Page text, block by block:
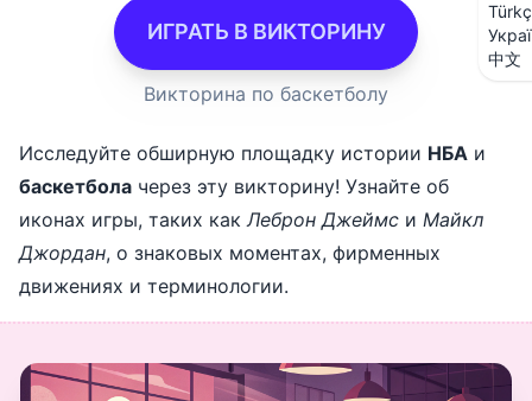
中文
ИГРАТЬ В ВИКТОРИНУ
Викторина по баскетболу
Исследуйте обширную площадку истории НБА и
баскетбола через эту викторину! Узнайте об
иконах игры, таких какЛеброн Джеймс и Майкл
Джордан, о знаковых моментах, фирменных
движениях и терминологии.